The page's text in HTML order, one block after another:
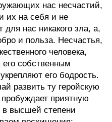
нас несчастий,
их на себя и не
нас никакого зла, а,
и польза. Несчастья,
человека,
собственным
его бодрость.
развить ту геройскую
приятную
высшей степени